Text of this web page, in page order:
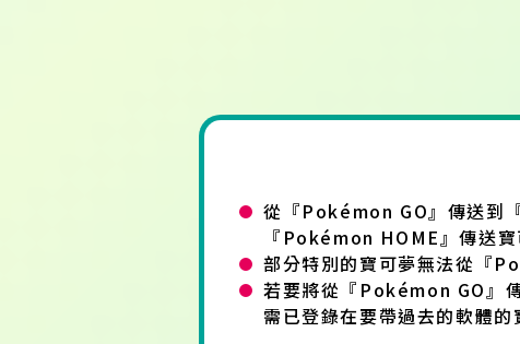
從『Pokémon GO』傳送到
『Pokémon HOME』傳送
部分特別的寶可夢無法從『
若要將從『Pokémon GO』
需已登錄在要帶過去的軟體